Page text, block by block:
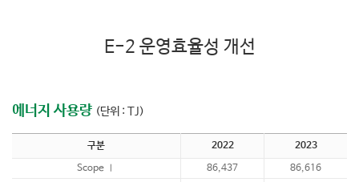
E-2 운영효율성 개선
에너지 사용량 (단위 : TJ)
구분 2022
2023
Scope Ⅰ
86,437
86,616